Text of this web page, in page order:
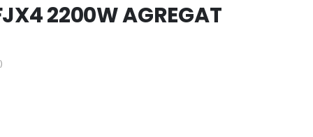
2200W AGREGAT